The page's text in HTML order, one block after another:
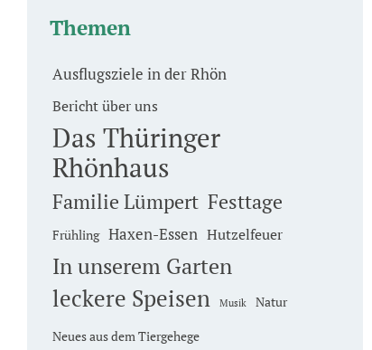
Themen
Ausflugsziele in der Rhön
Bericht über uns
Das Thüringer
Rhönhaus
Familie Lümpert Festtage
Frühling Haxen-Essen Hutzelfeuer
In unserem Garten
leckere Speisen Musik
Natur
Neues aus dem Tiergehege